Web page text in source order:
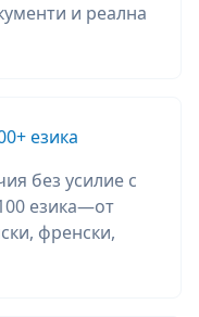
и реална
езика
без усилие с
езика—от
френски,